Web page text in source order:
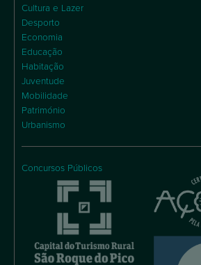
Cultura e Lazer
Desporto
Economia
Educação
Habitação
Juventude
Mobilidade
Património
Urbanismo
Concursos Públicos